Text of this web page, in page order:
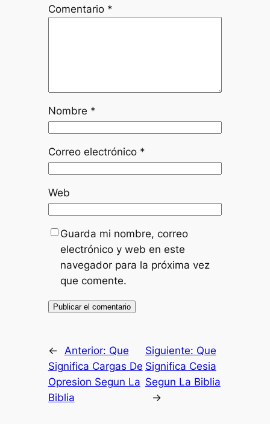
Comentario *
Nombre *
Correo electrónico *
Web
Guarda mi nombre, correo
electrónico y web en este
navegador para la próxima vez
que comente.
← Anterior: Que
Significa Cargas De
Opresion Segun La
Biblia
Siguiente: Que
Significa Cesia
Segun La Biblia
→